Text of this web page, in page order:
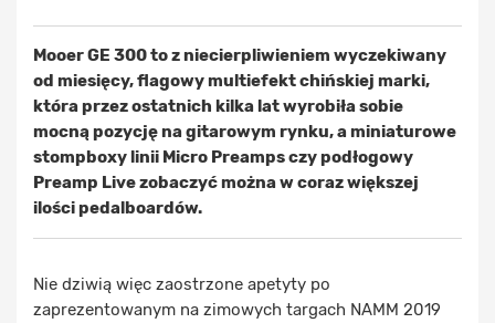
Mooer GE 300 to z niecierpliwieniem wyczekiwany
od miesięcy, flagowy multiefekt chińskiej marki,
która przez ostatnich kilka lat wyrobiła sobie
mocną pozycję na gitarowym rynku, a miniaturowe
stompboxy linii Micro Preamps czy podłogowy
Preamp Live zobaczyć można w coraz większej
ilości pedalboardów.
Nie dziwią więc zaostrzone apetyty po
zaprezentowanym na zimowych targach NAMM 2019